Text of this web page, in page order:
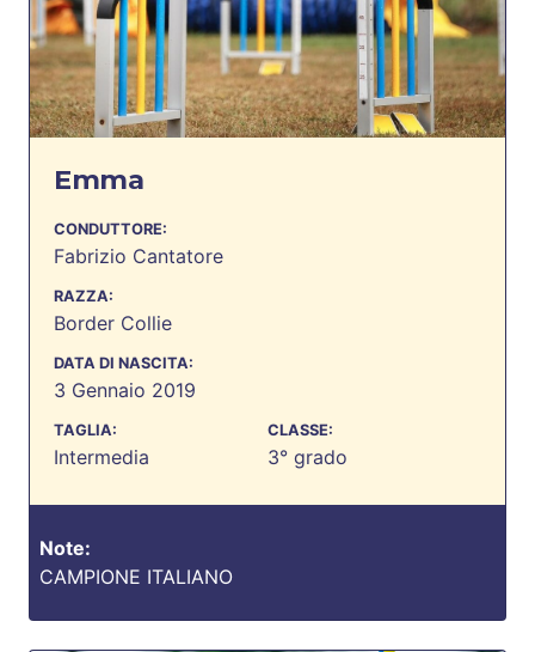
Emma
CONDUTTORE:
Fabrizio Cantatore
RAZZA:
Border Collie
DATA DI NASCITA:
3 Gennaio 2019
TAGLIA:
Intermedia
CLASSE:
3° grado
Note:
CAMPIONE ITALIANO